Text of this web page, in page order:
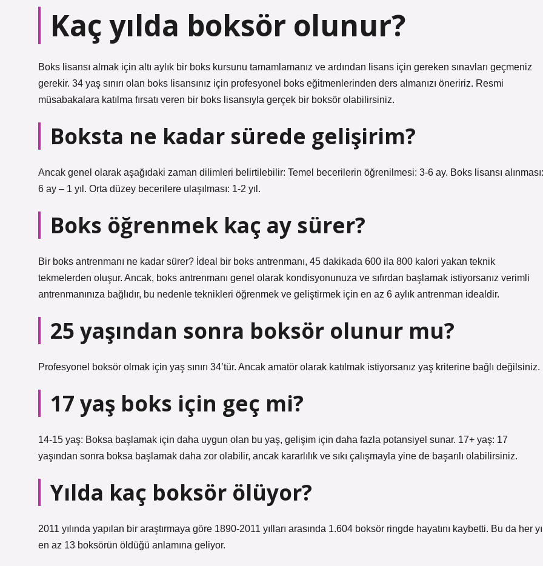
Kaç yılda boksör olunur?
Boks lisansı almak için altı aylık bir boks kursunu tamamlamanız ve ardından lisans için gereken sınavları geçmeniz
gerekir. 34 yaş sınırı olan boks lisansınız için profesyonel boks eğitmenlerinden ders almanızı öneririz. Resmi
müsabakalara katılma fırsatı veren bir boks lisansıyla gerçek bir boksör olabilirsiniz.
Boksta ne kadar sürede gelişirim?
Ancak genel olarak aşağıdaki zaman dilimleri belirtilebilir: Temel becerilerin öğrenilmesi: 3-6 ay. Boks lisansı alınması:
6 ay – 1 yıl. Orta düzey becerilere ulaşılması: 1-2 yıl.
Boks öğrenmek kaç ay sürer?
Bir boks antrenmanı ne kadar sürer? İdeal bir boks antrenmanı, 45 dakikada 600 ila 800 kalori yakan teknik
tekmelerden oluşur. Ancak, boks antrenmanı genel olarak kondisyonunuza ve sıfırdan başlamak istiyorsanız verimli
antrenmanınıza bağlıdır, bu nedenle teknikleri öğrenmek ve geliştirmek için en az 6 aylık antrenman idealdir.
25 yaşından sonra boksör olunur mu?
Profesyonel boksör olmak için yaş sınırı 34’tür. Ancak amatör olarak katılmak istiyorsanız yaş kriterine bağlı değilsiniz.
17 yaş boks için geç mi?
14-15 yaş: Boksa başlamak için daha uygun olan bu yaş, gelişim için daha fazla potansiyel sunar. 17+ yaş: 17
yaşından sonra boksa başlamak daha zor olabilir, ancak kararlılık ve sıkı çalışmayla yine de başarılı olabilirsiniz.
Yılda kaç boksör ölüyor?
2011 yılında yapılan bir araştırmaya göre 1890-2011 yılları arasında 1.604 boksör ringde hayatını kaybetti. Bu da her
en az 13 boksörün öldüğü anlamına geliyor.